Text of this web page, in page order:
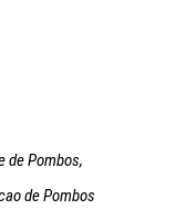
de Pombos,
de Pombos